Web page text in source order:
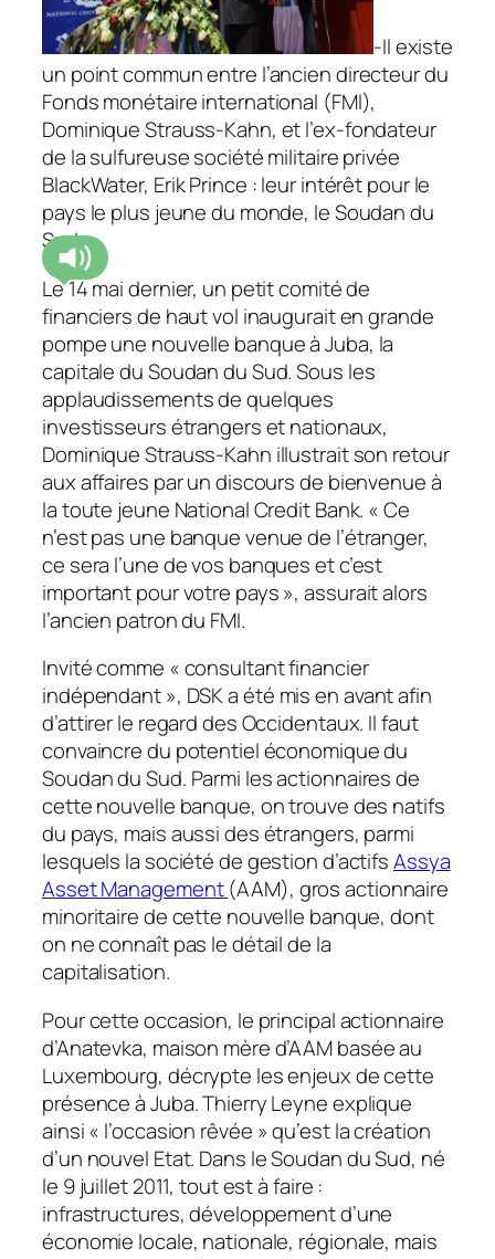
-Il existe
un point commun entre l’ancien directeur du
Fonds monétaire international (FMI),
Dominique Strauss-Kahn, et l’ex-fondateur
de la sulfureuse société militaire privée
BlackWater, Erik Prince : leur intérêt pour le
pays le plus jeune du monde, le Soudan du
Sud.
Le 14 mai dernier, un petit comité de
financiers de haut vol inaugurait en grande
pompe une nouvelle banque à Juba, la
capitale du Soudan du Sud. Sous les
applaudissements de quelques
investisseurs étrangers et nationaux,
Dominique Strauss-Kahn illustrait son retour
aux affaires par un discours de bienvenue à
la toute jeune National Credit Bank. «Ce
n’est pas une banque venue de l’étranger,
ce sera l’une de vos banques et c’est
important pour votre pays», assurait alors
l’ancien patron du FMI.
Invité comme «consultant financier
indépendant», DSK a été mis en avant afin
d’attirer le regard des Occidentaux. Il faut
convaincre du potentiel économique du
Soudan du Sud. Parmi les actionnaires de
cette nouvelle banque, on trouve des natifs
du pays, mais aussi des étrangers, parmi
lesquels la société de gestion d’actifsAssya
Asset Management(AAM), gros actionnaire
minoritaire de cette nouvelle banque, dont
on ne connaît pas le détail de la
capitalisation.
Pour cette occasion, le principal actionnaire
d’Anatevka, maison mère d’AAM basée au
Luxembourg, décrypte les enjeux de cette
présence à Juba. Thierry Leyne explique
ainsi « l’occasion rêvée » qu’est la création
d’un nouvel Etat. Dans le Soudan du Sud, né
le 9 juillet 2011, tout est à faire :
infrastructures, développement d’une
économie locale, nationale, régionale, mais